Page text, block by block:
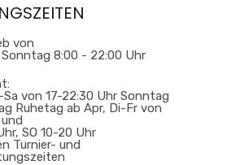
von
8:00 - 22:00 Uhr
von 17-22:30 Uhr Sonntag
Ruhetag ab Apr, Di-Fr von
SO 10-20 Uhr
Turnier- und